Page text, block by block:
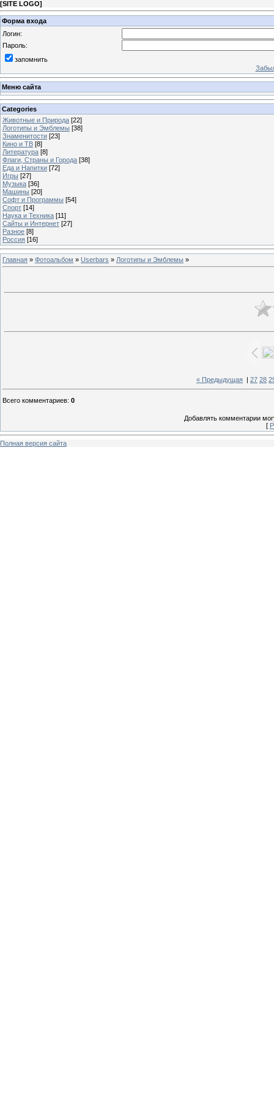
[SITE LOGO]
Форма входа
Логин:
Пароль:
запомнить
Меню сайта
Categories
Животные и Природа [22]
Логотипы и Эмблемы [38]
Знаменитости [23]
Кино и ТВ [8]
Литература [8]
Флаги, Страны и Города [38]
Еда и Напитки [72]
Игры [27]
Музыка [36]
Машины [20]
Софт и Программы [54]
Спорт [14]
Наука и Техника [11]
Сайты и Интернет [27]
Разное [8]
Россия [16]
Главная » Фотоальбом » Userbars » Логотипы и Эмблемы »
« Предыдущая 27 28
Всего комментариев: 0
Добавлять комментарии
[
Полная версия сайта